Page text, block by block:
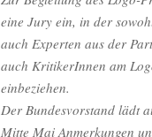
eine Jury ein, in der
auch Exper­ten aus der
auch Kri­ti­ke­rIn­nen am
einbeziehen.
Der Bun­des­vor­stand lädt
Mit­te Mai Anmer­kun­gen